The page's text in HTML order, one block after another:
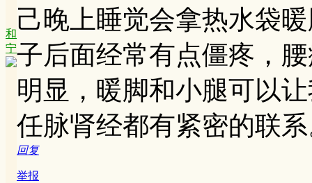
和
宁
己晚上睡觉会拿热水袋
子后面经常有点僵疼，
明显，暖脚和小腿可以
任脉肾经都有紧密的联
回复
举报